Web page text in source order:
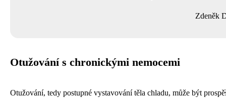
Zdeněk
Otužování s chronickými nemocemi
Otužování, tedy postupné vystavování těla chladu, může být